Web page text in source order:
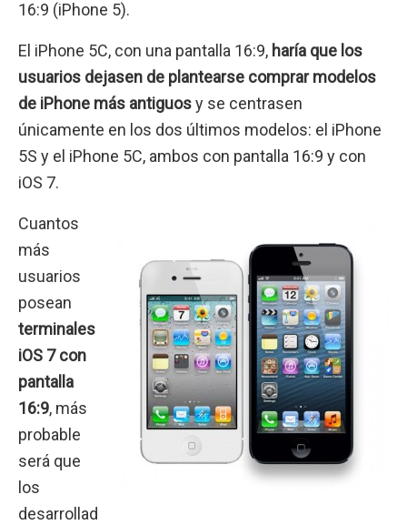
16:9 (iPhone 5).
El iPhone 5C, con una pantalla 16:9, haría que los
usuarios dejasen de plantearse comprar modelos
de iPhone más antiguosy se centrasen
únicamente en los dos últimos modelos: el iPhone
5S y el iPhone 5C, ambos con pantalla 16:9 y con
iOS 7.
Cuantos
más
usuarios
posean
terminales
iOS 7 con
pantalla
16:9, más
probable
será que
los
desarrollad